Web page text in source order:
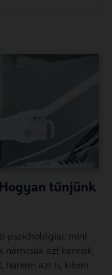
tűnjünk
pszichológiai, mint
nemcsak azt keresik,
hanem azt is, kiben